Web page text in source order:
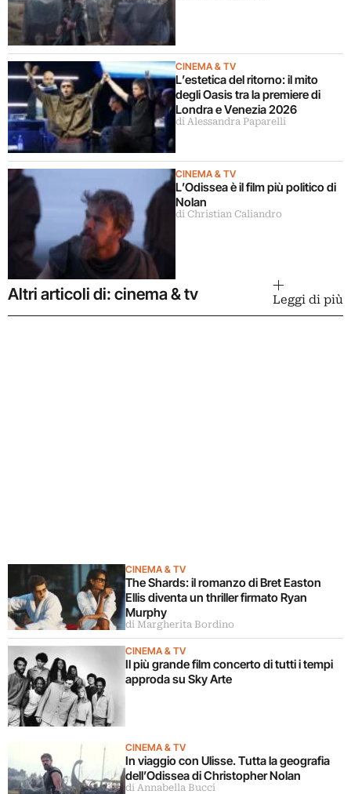
CINEMA & TV
L’estetica del ritorno: il mito
degli Oasis tra la premiere di
Londra e Venezia 2026
di Alessandra Paparelli
CINEMA & TV
L’Odissea è il film più politico di
Nolan
di Christian Caliandro
Altri articoli di: cinema & tv Leggi di più
CINEMA & TV
The Shards: il romanzo di Bret Easton
Ellis diventa un thriller firmato Ryan
Murphy
di Margherita Bordino
CINEMA & TV
Il più grande film concerto di tutti i tempi
approda su Sky Arte
CINEMA & TV
In viaggio con Ulisse. Tutta la geografia
dell’Odissea di Christopher Nolan
di Annabella Bucci